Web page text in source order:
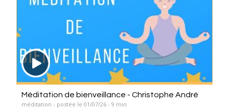
Méditation de bienveillance - Christophe André
méditation - postée le 01/07/26 - 9 min